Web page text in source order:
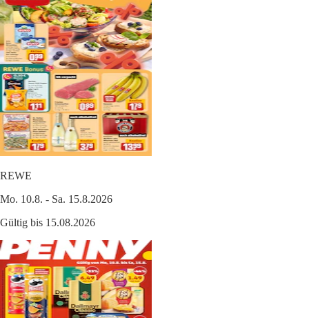
REWE
Mo. 10.8. - Sa. 15.8.2026
Gültig bis 15.08.2026